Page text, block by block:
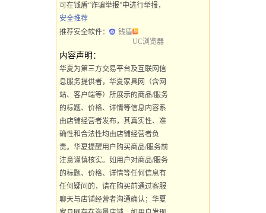
可在钱盾“诈骗举报”中进行举报，
安全推荐
推荐安全软件：
钱盾
UC浏览器
内容声明：
华夏为第三方交易平台及互联网信
息服务提供者，华夏家具网（含网
站、客户端等）所展示的商品/服务
的标题、价格、详情等信息内容系
由店铺经营者发布，其真实性、准
确性和合法性均由店铺经营者负
责。华夏提醒用户购买商品/服务前
注意谨慎核实。如用户对商品/服务
的标题、价格、详情等任何信息有
任何疑问的，请在购买前通过客服
聊天与店铺经营者沟通确认；华夏